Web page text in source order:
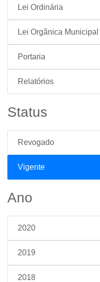
Lei Ordinária
Lei Orgânica Municipal
Portaria
Relatórios
Status
Revogado
Vigente
Ano
2020
2019
2018